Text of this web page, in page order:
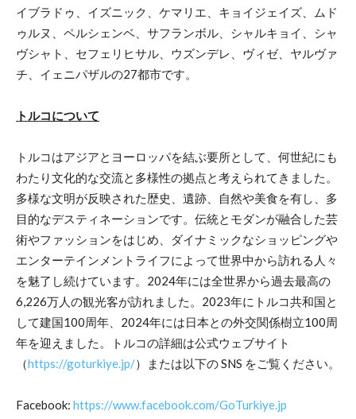
イブラドゥ、イズニック、ケマリエ、キョイジェイズ、ムド
ゥルヌ、ペルシェンベ、サフランボル、シャルキョイ、シャ
ヴシャト、セフェリヒサル、ウズンデレ、ヴィゼ、ヤルヴァ
チ、イェニパザルの27都市です。
トルコについて
トルコはアジアとヨーロッパを結ぶ要所として、何世紀にも
わたり文化的な交流と多様性の拠点と考えられてきました。
多様な文明が反映された歴史、遺跡、自然や美食を有し、多
目的なデスティネーションです。伝統とモダンが融合した芸
術やファッションをはじめ、ダイナミックなショッピングや
エンターテインメントライフによって世界中から訪れる人々
を魅了し続けています。2024年には全世界から過去最高の
6,226万人の観光客が訪れました。2023年にトルコ共和国と
して建国100周年、2024年には日本との外交関係樹立100周
年を迎えました。トルコの詳細は公式ウェブサイト
（https://goturkiye.jp/）または以下の SNS をご覧ください。
Facebook: https://www.facebook.com/GoTurkiye.jp